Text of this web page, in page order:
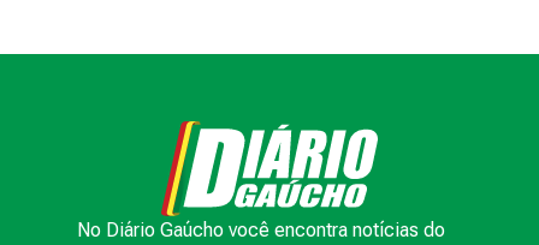
No Diário Gaúcho você encontra notícias do